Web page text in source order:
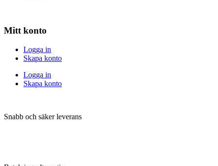
Mitt konto
Logga in
Skapa konto
Logga in
Skapa konto
Snabb och säker leverans